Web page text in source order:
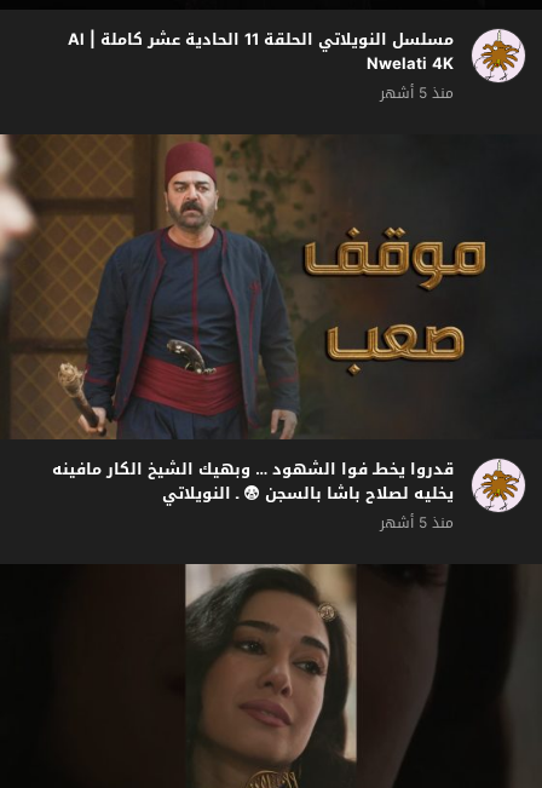
مسلسل النويلاتي الحلقة 11 الحادية عشر كاملة | Al
Nwelati 4K
منذ 5 أشهر
قدروا يخطـ فوا الشهود … وبهيك الشيخ الكار مافينه
يخليه لصلاح باشا بالسجن 😨 ـ النويلاتي
منذ 5 أشهر